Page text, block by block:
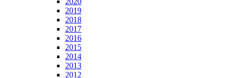
2019
2018
2017
2016
2015
2014
2013
2012